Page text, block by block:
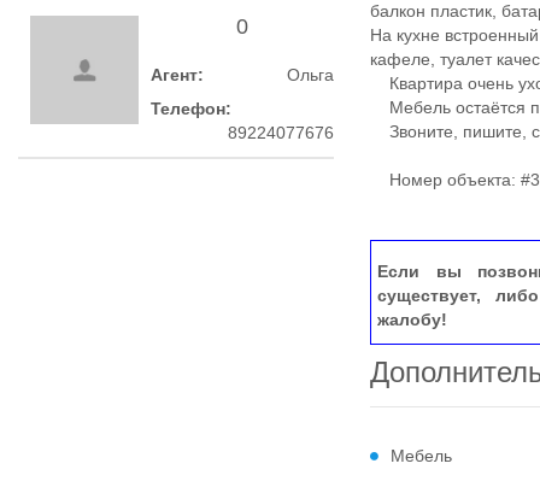
0
Агент:
Ольга
Телефон:
89224077676
балкон пластик,
На кухне
кафеле, туалет
Квартира очень
Мебель остаётся
Звоните, пишите,
Номер объекта:
Если вы
существует,
жалобу!
Мебель